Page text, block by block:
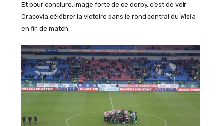
Et pour conclure, image forte de ce derby, c’est de voir
Cracovia célébrer la victoire dans le rond central du Wisła
en fin de match.